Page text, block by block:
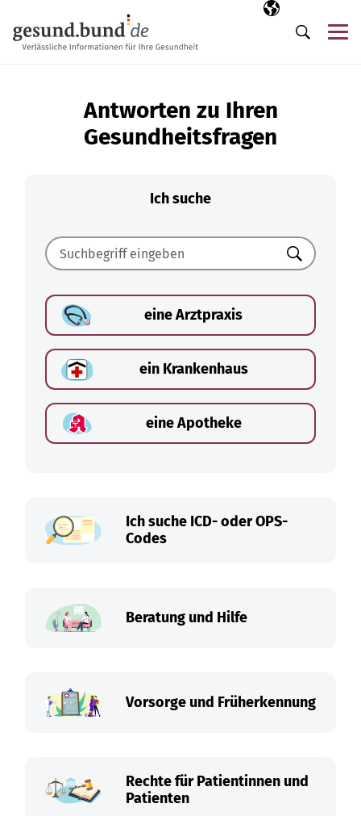
Ausgewählte
DE
Suche
Antworten zu Ihren
Gesundheitsfragen
Ich suche
Suchen
eine Arztpraxis
ein Krankenhaus
eine Apotheke
Ich suche ICD- oder OPS-
Codes
Beratung und Hilfe
Vorsorge und Früherkennung
Rechte für Patientinnen und
Patienten